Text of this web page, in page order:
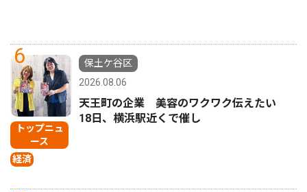
6
トップニュ
ース
経済
保土ケ谷区
2026.08.06
天王町の企業 美容のワクワク伝えたい
18日、横浜駅近くで催し